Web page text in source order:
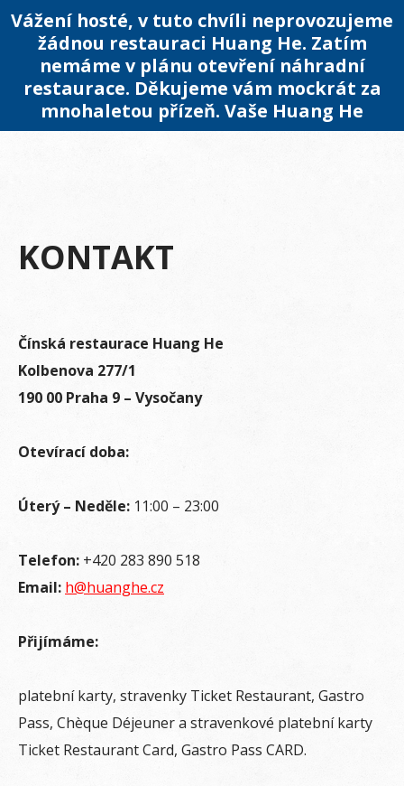
Vážení hosté, v tuto chvíli neprovozujeme
žádnou restauraci Huang He. Zatím
nemáme v plánu otevření náhradní
restaurace. Děkujeme vám mockrát za
mnohaletou přízeň. Vaše Huang He
KONTAKT
Čínská restaurace Huang He
Kolbenova 277/1
190 00 Praha 9 – Vysočany
Otevírací doba:
Úterý – Neděle: 11:00 – 23:00
Telefon: +420 283 890 518
Email: h@huanghe.cz
Přijímáme:
platební karty, stravenky Ticket Restaurant, Gastro
Pass, Chèque Déjeuner a stravenkové platební karty
Ticket Restaurant Card, Gastro Pass CARD.